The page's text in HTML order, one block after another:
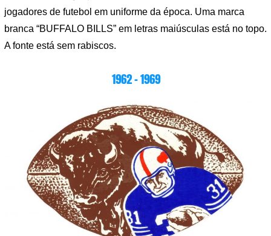
jogadores de futebol em uniforme da época. Uma marca
branca “BUFFALO BILLS” em letras maiúsculas está no topo.
A fonte está sem rabiscos.
1962 – 1969